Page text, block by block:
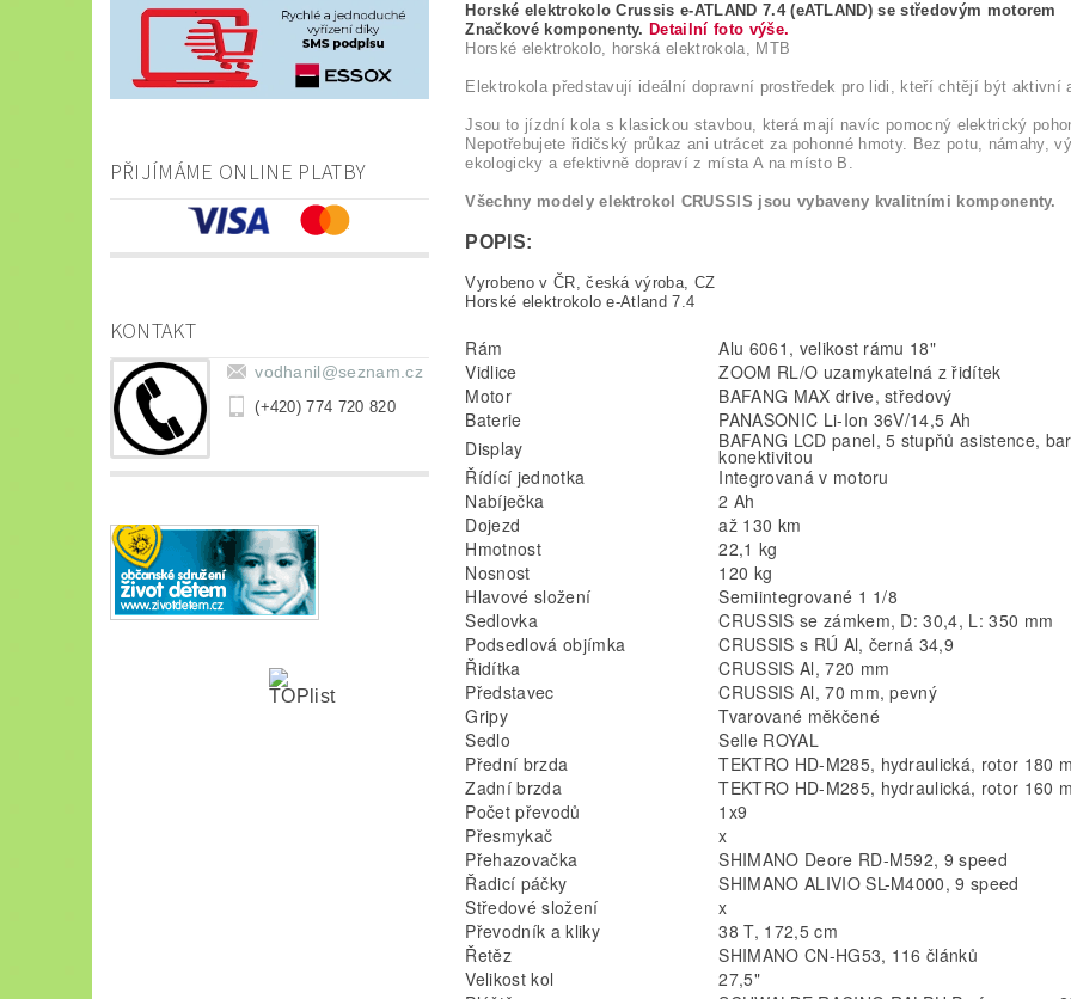
PŘIJÍMÁME ONLINE PLATBY
KONTAKT
vodhanil@seznam.cz
(+420) 774 720 820
Horské elektrokolo Crussis e-ATLAND 7.4 (eATLAND) se středovým motorem
Značkové komponenty. Detailní foto výše.
Horské elektrokolo, horská elektrokola, MTB
Elektrokola představují ideální dopravní prostředek pro lidi, kteří chtějí být aktivní
Jsou to jízdní kola s klasickou stavbou, která mají navíc pomocný elektrický
Nepotřebujete řidičský průkaz ani utrácet za pohonné hmoty. Bez potu, námahy,
ekologicky a efektivně dopraví z místa A na místo B.
Všechny modely elektrokol CRUSSIS jsou vybaveny kvalitními komponenty.
POPIS:
Vyrobeno v ČR, česká výroba, CZ
Horské elektrokolo e-Atland 7.4
Rám
Alu 6061, velikost rámu 18"
Vidlice
ZOOM RL/O uzamykatelná z řidítek
Motor
BAFANG MAX drive, středový
Baterie
PANASONIC Li-Ion 36V/14,5 Ah
Display
BAFANG LCD panel, 5 stupňů asistence,
konektivitou
Řídící jednotka
Integrovaná v motoru
Nabíječka
2 Ah
Dojezd
až 130 km
Hmotnost
22,1 kg
Nosnost
120 kg
Hlavové složení
Semiintegrované 1 1/8
Sedlovka
CRUSSIS se zámkem, D: 30,4, L: 350 mm
Podsedlová objímka
CRUSSIS s RÚ Al, černá 34,9
Řidítka
CRUSSIS Al, 720 mm
Představec
CRUSSIS Al, 70 mm, pevný
Gripy
Tvarované měkčené
Sedlo
Selle ROYAL
Přední brzda
TEKTRO HD-M285, hydraulická, rotor 180
Zadní brzda
TEKTRO HD-M285, hydraulická, rotor 160
Počet převodů
1x9
Přesmykač
x
Přehazovačka
SHIMANO Deore RD-M592, 9 speed
Řadicí páčky
SHIMANO ALIVIO SL-M4000, 9 speed
Středové složení
x
Převodník a kliky
38 T, 172,5 cm
Řetěz
SHIMANO CN-HG53, 116 článků
Velikost kol
27,5"